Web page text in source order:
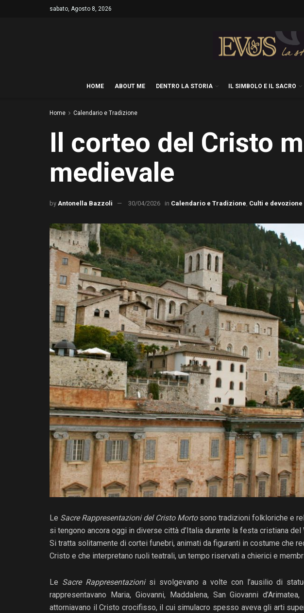
sabato, Agosto 8, 2026
HOME ABOUT ME DENTRO LA STORIA IL SIMBOLO E IL SACRO
Home Calendario e Tradizione
Il corteo del Cristo
medievale
by Antonella Bazzoli 30/04/2026 in Calendario e Tradizione, Culti e devozione
Le Sacre Rappresentazioni del Cristo Mortosono tradizioni folkloriche e
si tengono ancora oggi in diverse città d’Italia durante la festa cristiana del
Si tratta solitamente di cortei funebri, animati da figuranti in costume che
Cristo e che interpretano ruoli teatrali, un tempo riservati a chierici e
Le Sacre Rappresentazioni si svolgevano a volte con l’ausilio di
rappresentavano Maria, Giovanni, Maddalena, San Giovanni
attorniavano il Cristo crocifisso, il cui simulacro spesso aveva gli arti